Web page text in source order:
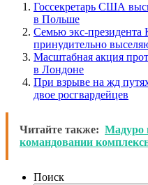
Госсекретарь США
в Польше
Семью экс-президента
принудительно
Масштабная акция
в Лондоне
При взрыве на жд
двое росгвардейцев
Читайте также: Мадуро
командовании
Поиск